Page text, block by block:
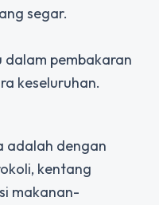
segar.
pembakaran
keseluruhan.
adalah dengan
kentang
makanan-